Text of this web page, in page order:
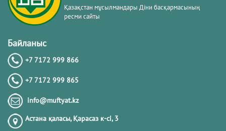
Қазақстан мұсылмандары Діни басқармасының
ресми сайты
Байланыс
+7 7172 999 866
+7 7172 999 865
info@muftyat.kz
Астана қаласы, Қарасаз к-сi, 3